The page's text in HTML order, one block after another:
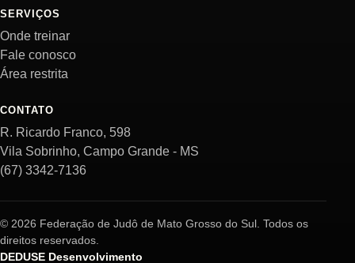
SERVIÇOS
Onde treinar
Fale conosco
Área restrita
CONTATO
R. Ricardo Franco, 598
Vila Sobrinho, Campo Grande - MS
(67) 3342-7136
© 2026 Federação de Judô de Mato Grosso do Sul. Todos os
direitos reservados.
DEDUSE Desenvolvimento